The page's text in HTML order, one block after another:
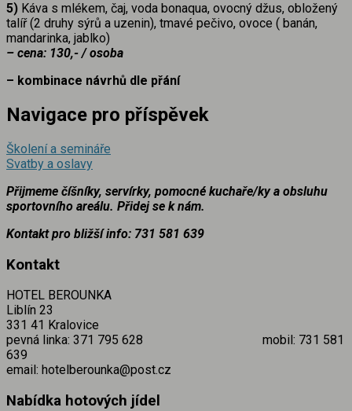
5) Káva s mlékem, čaj, voda bonaqua, ovocný džus, obložený
talíř (2 druhy sýrů a uzenin), tmavé pečivo, ovoce ( banán,
mandarinka, jablko)
– cena: 130,- / osoba
– kombinace návrhů dle přání
Navigace pro příspěvek
Školení a semináře
Svatby a oslavy
Přijmeme číšníky, servírky, pomocné kuchaře/ky a obsluhu
sportovního areálu. Přidej se k nám.
Kontakt pro bližší info: 731 581 639
Kontakt
HOTEL BEROUNKA
Liblín 23
331 41 Kralovice
pevná linka: 371 795 628 mobil: 731 581
639
email: hotelberounka@post.cz
Nabídka hotových jídel